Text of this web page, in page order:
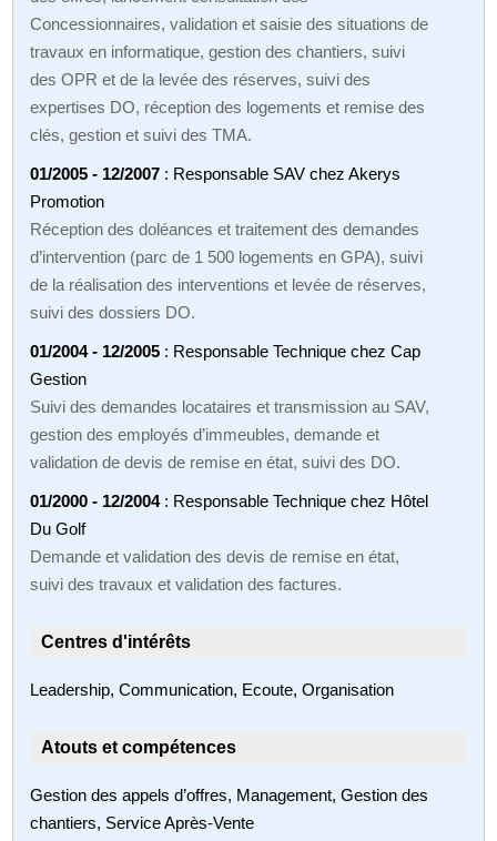
Concessionnaires, validation et saisie des situations de
travaux en informatique, gestion des chantiers, suivi
des OPR et de la levée des réserves, suivi des
expertises DO, réception des logements et remise des
clés, gestion et suivi des TMA.
01/2005 - 12/2007 : Responsable SAV chez Akerys
Promotion
Réception des doléances et traitement des demandes
d’intervention (parc de 1 500 logements en GPA), suivi
de la réalisation des interventions et levée de réserves,
suivi des dossiers DO.
01/2004 - 12/2005 : Responsable Technique chez Cap
Gestion
Suivi des demandes locataires et transmission au SAV,
gestion des employés d’immeubles, demande et
validation de devis de remise en état, suivi des DO.
01/2000 - 12/2004: Responsable Technique chez Hôtel
Du Golf
Demande et validation des devis de remise en état,
suivi des travaux et validation des factures.
Centres d'intérêts
Leadership, Communication, Ecoute, Organisation
Atouts et compétences
Gestion des appels d’offres, Management, Gestion des
chantiers, Service Après-Vente